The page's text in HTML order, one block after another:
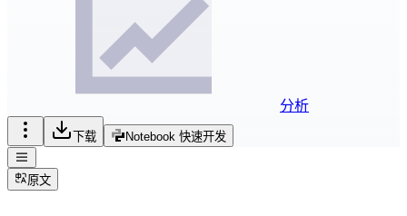
分析
下载 Notebook 快速开发
原文